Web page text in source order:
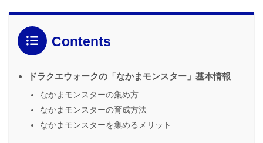
Contents
ドラクエウォークの「なかまモンスター」基本情報
なかまモンスターの集め方
なかまモンスターの育成方法
なかまモンスターを集めるメリット